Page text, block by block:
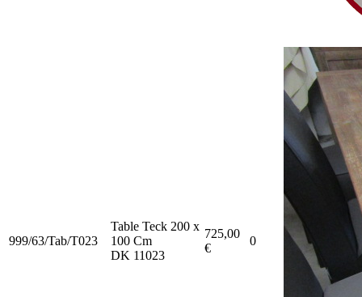
999/63/Tab/T023
Table Teck 200 x
100 Cm
DK 11023
725,00
€
0